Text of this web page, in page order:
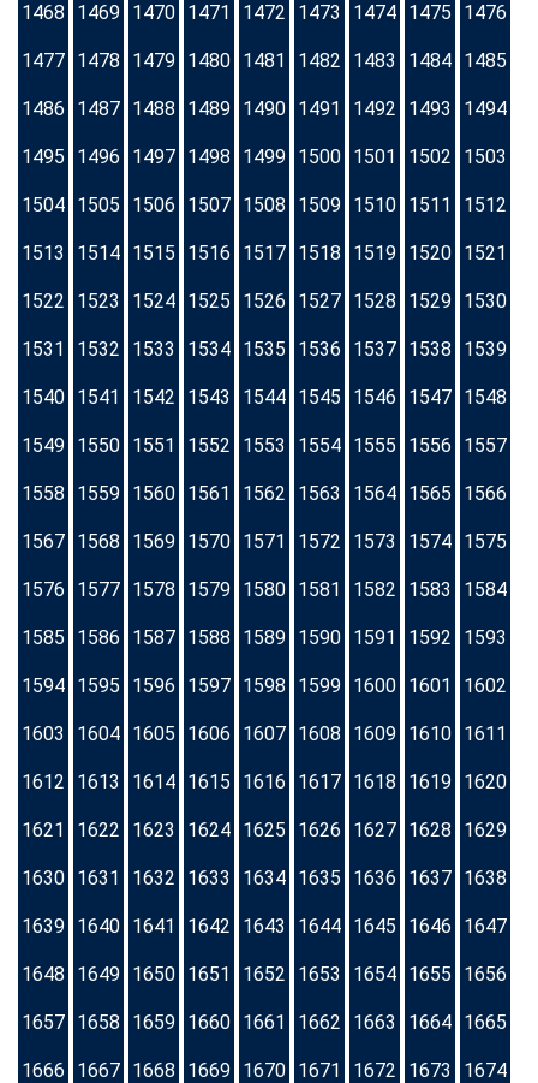
1468 1469 1470 1471 1472 1473 1474 1475 1476
1477 1478 1479 1480 1481 1482 1483 1484 1485
1486 1487 1488 1489 1490 1491 1492 1493 1494
1495 1496 1497 1498 1499 1500 1501 1502 1503
1504 1505 1506 1507 1508 1509 1510 1511 1512
1513 1514 1515 1516 1517 1518 1519 1520 1521
1522 1523 1524 1525 1526 1527 1528 1529 1530
1531 1532 1533 1534 1535 1536 1537 1538 1539
1540 1541 1542 1543 1544 1545 1546 1547 1548
1549 1550 1551 1552 1553 1554 1555 1556 1557
1558 1559 1560 1561 1562 1563 1564 1565 1566
1567 1568 1569 1570 1571 1572 1573 1574 1575
1576 1577 1578 1579 1580 1581 1582 1583 1584
1585 1586 1587 1588 1589 1590 1591 1592 1593
1594 1595 1596 1597 1598 1599 1600 1601 1602
1603 1604 1605 1606 1607 1608 1609 1610 1611
1612 1613 1614 1615 1616 1617 1618 1619 1620
1621 1622 1623 1624 1625 1626 1627 1628 1629
1630 1631 1632 1633 1634 1635 1636 1637 1638
1639 1640 1641 1642 1643 1644 1645 1646 1647
1648 1649 1650 1651 1652 1653 1654 1655 1656
1657 1658 1659 1660 1661 1662 1663 1664 1665
1666 1667 1668 1669 1670 1671 1672 1673 1674